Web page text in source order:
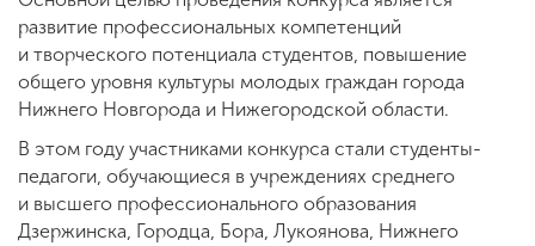
ENG SPN CHI
Приемная
комиссия
+7 (831) 262-26-20
развитие профессиональных компетенций
и творческого потенциала студентов, повышение
общего уровня культуры молодых граждан города
Нижнего Новгорода и Нижегородской области.
В этом году участниками конкурса стали студенты-
педагоги, обучающиеся в учреждениях среднего
и высшего профессионального образования
Дзержинска, Городца, Бора, Лукоянова, Нижнего